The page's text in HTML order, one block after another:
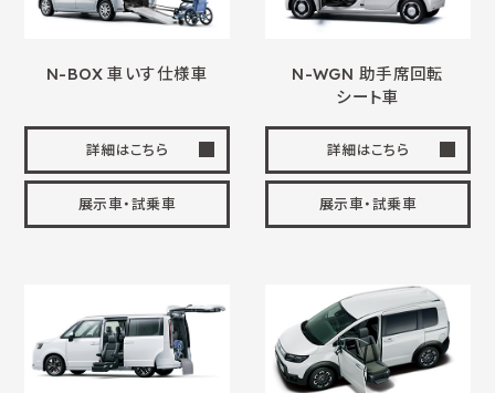
N-BOX車いす仕様車
詳細はこちら
展示車・試乗車
N-WGN 助手席回転
シート車
詳細はこちら
展示車・試乗車